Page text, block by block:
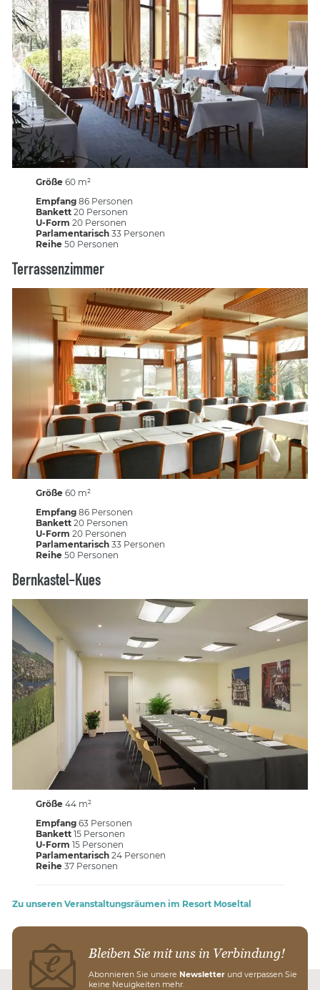
Größe 60 m²
Empfang 86 Personen
Bankett 20 Personen
U-Form 20 Personen
Parlamentarisch 33 Personen
Reihe50 Personen
Terrassenzimmer
Größe 60 m²
Empfang 86 Personen
Bankett 20 Personen
U-Form 20 Personen
Parlamentarisch 33 Personen
Reihe50 Personen
Bernkastel-Kues
Größe 44 m²
Empfang 63 Personen
Bankett 15 Personen
U-Form 15 Personen
Parlamentarisch 24 Personen
Reihe37 Personen
Zu unseren Veranstaltungsräumen im Resort Moseltal
Bleiben Sie mit uns in Verbindung!
Abonnieren Sie unsere Newsletter und verpassen Sie
keine Neuigkeiten mehr.